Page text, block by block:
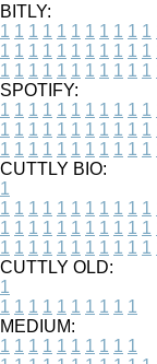
BITLY:
1 1 1 1 1 1 1 1 1 1 1
1 1 1 1 1 1 1 1 1 1 1
1 1 1 1 1 1 1 1 1 1 1
SPOTIFY:
1 1 1 1 1 1 1 1 1 1 1
1 1 1 1 1 1 1 1 1 1 1
1 1 1 1 1 1 1 1 1 1 1
CUTTLY BIO:
1
1 1 1 1 1 1 1 1 1 1 1
1 1 1 1 1 1 1 1 1 1 1
1 1 1 1 1 1 1 1 1 1 1
CUTTLY OLD:
1
1 1 1 1 1 1 1 1 1 1
MEDIUM:
1 1 1 1 1 1 1 1 1 1